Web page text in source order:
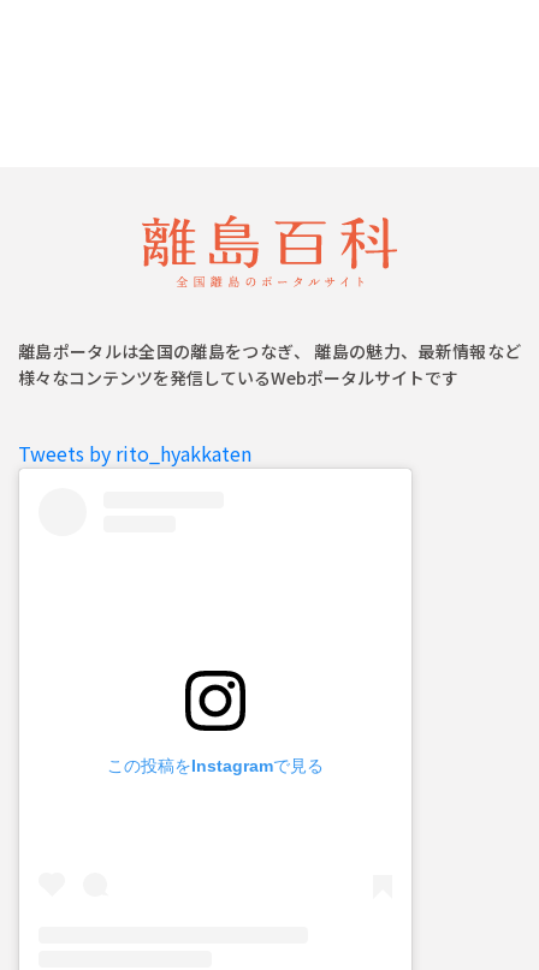
離島ポータルは全国の離島をつなぎ、 離島の魅力、最新情報など
様々なコンテンツを発信しているWebポータルサイトです
Tweets by rito_hyakkaten
この投稿をInstagramで見る